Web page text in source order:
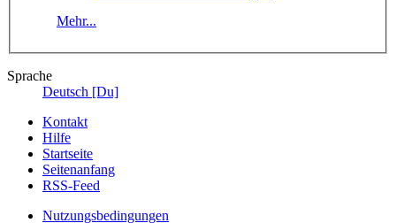
Mehr...
Sprache
Deutsch [Du]
Kontakt
Hilfe
Startseite
Seitenanfang
RSS-Feed
Nutzungsbedingungen